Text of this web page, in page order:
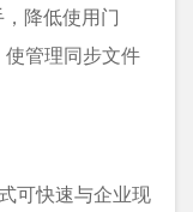
降低使用门
管理同步文件
可快速与企业现